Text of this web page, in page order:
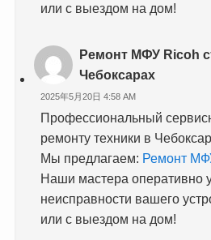
или с выездом на дом!
Ремонт МФУ Ricoh
Чебоксарах
2025年5月20日 4:58 AM
Профессиональный
ремонту техники в
Мы предлагаем: Ремонт
Наши мастера оперативно
неисправности вашего
или с выездом на дом!